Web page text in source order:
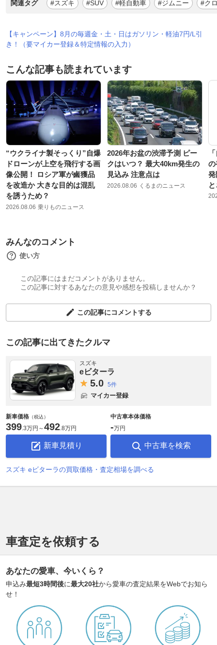
関連タグ #スズキ #SUV #軽自動車 #ジムニー #ク
【キャンペーン】8月の毎週金・土・日はガソリン・軽油7円/L引
き！（要マイカー登録＆特定情報の入力）
こんな記事も読まれています
“ウクライナ製そっくり”自爆
ドローンが上空を飛行する画
像公開！ ロシア軍が鹵獲品
を改造か 大きな目的は混乱
を誘うため？
2026.08.06 乗りものニュース
2026年お盆の渋滞予測 ピー
クはいつ？ 最大40km発生の
見込み 注意点は
2026.08.06 くるまのニュース
みんなのコメント
使い方
この記事にはまだコメントがありません。
この記事に対するあなたの意見や感想を投稿しませんか？
この記事にコメントする
この記事に出てきたクルマ
スズキ
eビターラ
5.0 5件
マイカー登録
新車価格 （税込）
399.3万円 ～492.8万円
新車見積り
中古車本体価格
-万円
中古車を検索
スズキ eビターラの買取価格・査定相場を調べる
車査定を依頼する
あなたの愛車、今いくら？
申込み最短3時間後に最大20社から愛車の査定結果をWebでお知ら
せ！